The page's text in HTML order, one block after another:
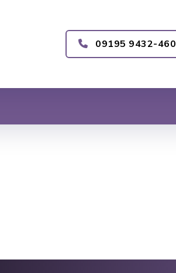
09195 9432-460